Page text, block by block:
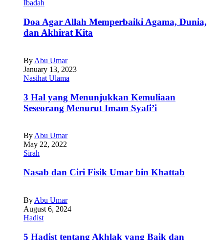
Ibadah
Doa Agar Allah Memperbaiki Agama, Dunia,
dan Akhirat Kita
By Abu Umar
January 13, 2023
Nasihat Ulama
3 Hal yang Menunjukkan Kemuliaan
Seseorang Menurut Imam Syafi’i
By Abu Umar
May 22, 2022
Sirah
Nasab dan Ciri Fisik Umar bin Khattab
By Abu Umar
August 6, 2024
Hadist
5 Hadist tentang Akhlak yang Baik dan